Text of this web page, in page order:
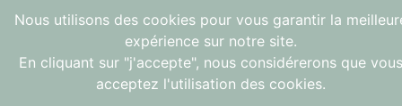
Nous utilisons des cookies pour vous garantir la
expérience sur notre site.
En cliquant sur "j'accepte", nous considérerons que vous
acceptez l'utilisation des cookies.